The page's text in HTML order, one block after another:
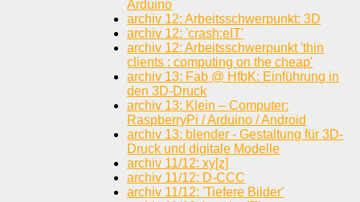
Arduino
archiv 12: Arbeitsschwerpunkt: 3D
archiv 12: 'crash:eIT'
archiv 12: Arbeitsschwerpunkt 'thin
clients : computing on the cheap'
archiv 13: Fab @ HfbK: Einführung in
den 3D-Druck
archiv 13: Klein – Computer:
RaspberryPi / Arduino / Android
archiv 13: blender - Gestaltung für 3D-
Druck und digitale Modelle
archiv 11/12: xy[z]
archiv 11/12: D-CCC
archiv 11/12: 'Tiefere Bilder'